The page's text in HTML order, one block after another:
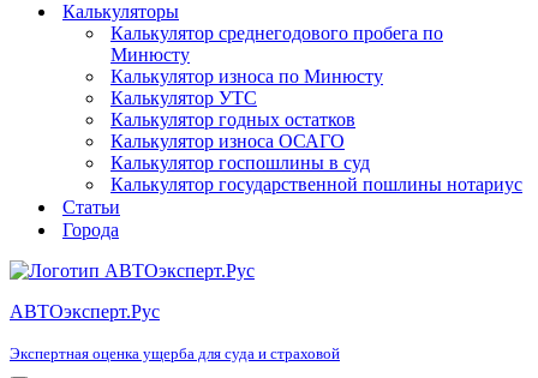
Калькуляторы
Калькулятор среднегодового пробега по
Минюсту
Калькулятор износа по Минюсту
Калькулятор УТС
Калькулятор годных остатков
Калькулятор износа ОСАГО
Калькулятор госпошлины в суд
Калькулятор государственной пошлины нотариус
Статьи
Города
АВТОэксперт.Рус
Экспертная оценка ущерба для суда и страховой